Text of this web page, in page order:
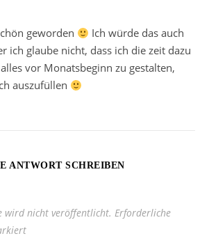
geworden
Ich würde das auch
ich glaube nicht, dass ich die zeit dazu
vor Monatsbeginn zu gestalten,
auszufüllen
ANTWORT SCHREIBEN
wird nicht veröffentlicht. Erforderliche